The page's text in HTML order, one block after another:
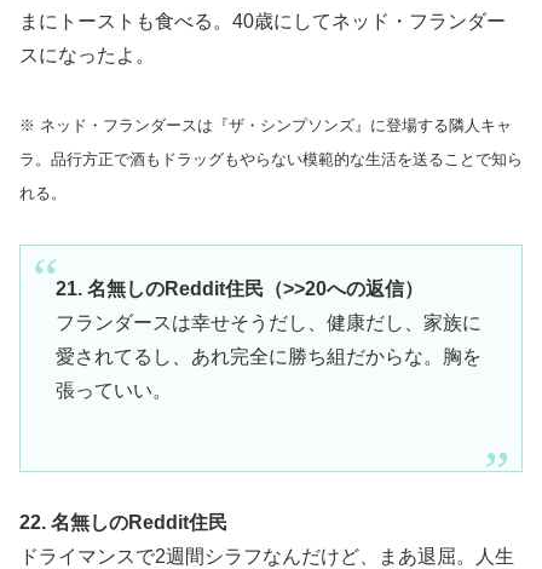
まにトーストも食べる。40歳にしてネッド・フランダー
スになったよ。
※ ネッド・フランダースは『ザ・シンプソンズ』に登場する隣人キャ
ラ。品行方正で酒もドラッグもやらない模範的な生活を送ることで知ら
れる。
21. 名無しのReddit住民（>>20への返信）
フランダースは幸せそうだし、健康だし、家族に
愛されてるし、あれ完全に勝ち組だからな。胸を
張っていい。
22. 名無しのReddit住民
ドライマンスで2週間シラフなんだけど、まあ退屈。人生